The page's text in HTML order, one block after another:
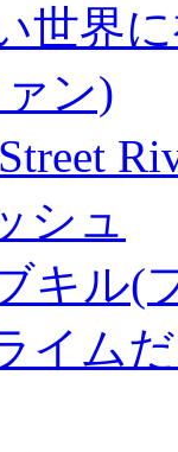
世界
ン)
シュ
キル(
イム